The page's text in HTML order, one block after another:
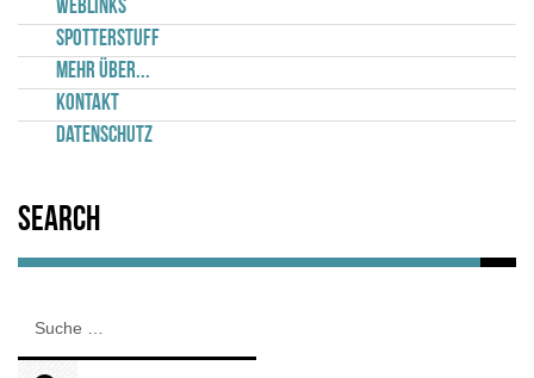
Weblinks
Spotterstuff
Mehr über...
Kontakt
Datenschutz
Search